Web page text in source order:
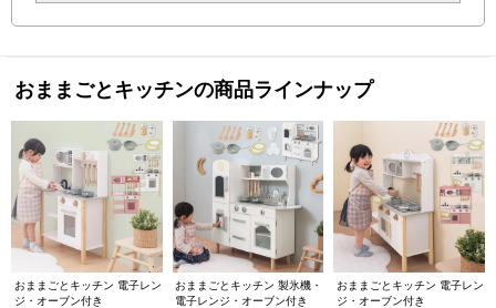
おままごとキッチンの商品ラインナップ
おままごとキッチン 電子レン
ジ・オーブン付き
おままごとキッチン 製氷機・
電子レンジ・オーブン付き
おままごとキッチン 電子レン
ジ・オーブン付き